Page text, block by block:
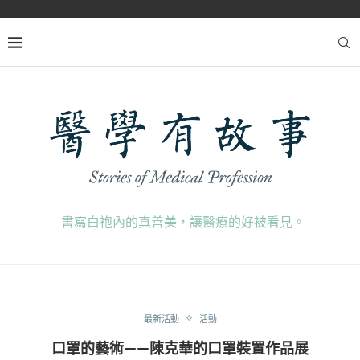
書寫白袍內的真善美，讓醫療的好被看見。
最新活動 活動
口罩的藝術——陳克華的口罩裝置作品展